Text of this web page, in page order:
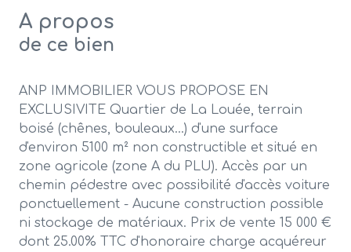
A propos
de ce bien
ANP IMMOBILIER VOUS PROPOSE EN
EXCLUSIVITE Quartier de La Louée, terrain
boisé (chênes, bouleaux...) d'une surface
d'environ 5100 m² non constructible et situé en
zone agricole (zone A du PLU). Accès par un
chemin pédestre avec possibilité d'accès voiture
ponctuellement - Aucune construction possible
ni stockage de matériaux. Prix de vente 15 000 €
dont 25.00% TTC d'honoraire charge acquéreur